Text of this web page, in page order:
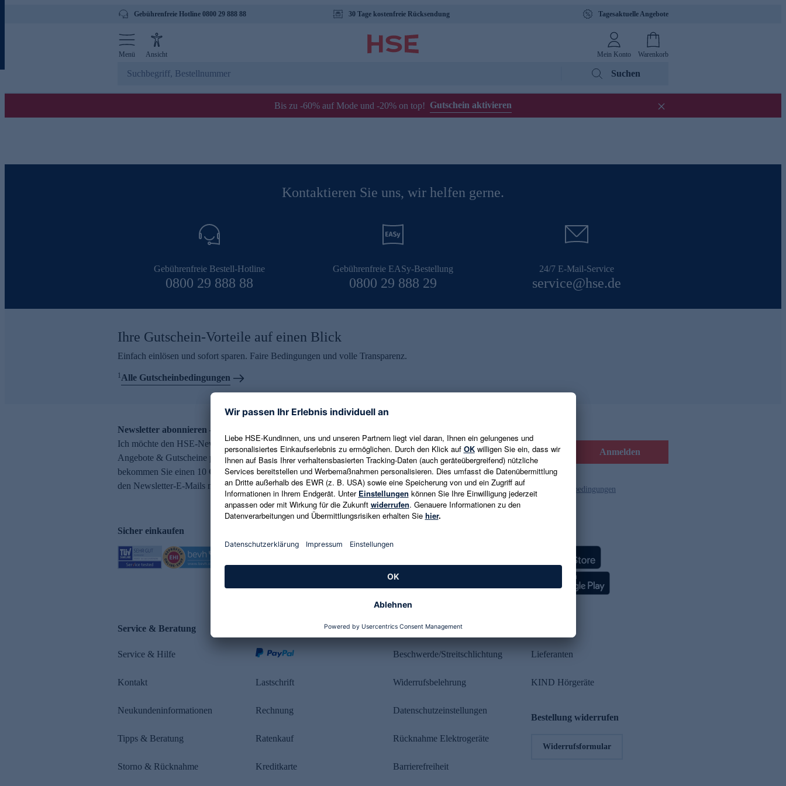
Gebührenfreie Hotline 0800 29 888 88 30 Tage kostenfreie Rücksendung Tagesaktuelle Angebote
Menü Ansicht Mein Konto Warenkorb
Suchen
Bis zu -60% auf Mode und -20% on top! Gutschein aktivieren
Kontaktieren Sie uns, wir helfen gerne.
Gebührenfreie Bestell-Hotline
0800 29 888 88
Gebührenfreie EASy-Bestellung
0800 29 888 29
24/7 E-Mail-Service
service@hse.de
Ihre Gutschein-Vorteile auf einen Blick
Einfach einlösen und sofort sparen. Faire Bedingungen und volle Transparenz.
1Alle Gutscheinbedingungen
Newsletter abonnieren – 10 € Gutschein erhalten
Ich möchte den HSE-Newsletter abonnieren und aktuelle Trends,
Angebote & Gutscheine per E-Mail erhalten. Als Dankeschön
bekommen Sie einen 10 € Gutschein. Eine Abmeldung ist jederzeit in
den Newsletter-E-Mails möglich.
E-Mail-Adresse eingeben Anmelden
Es gelten die Datenschutzrichtlinien und die Gutscheinbedingungen
Sicher einkaufen
Service & Beratung
Service & Hilfe
Kontakt
Neukundeninformationen
Tipps & Beratung
Storno & Rücknahme
Lastschrift
Rechnung
Ratenkauf
Kreditkarte
Rechtliches
Beschwerde/Streitschlichtung
Widerrufsbelehrung
Datenschutzeinstellungen
Rücknahme Elektrogeräte
Barrierefreiheit
Lieferanten
KIND Hörgeräte
Bestellung widerrufen
Widerrufsformular